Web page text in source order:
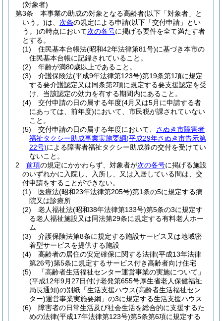
(対象者)
第3条
本事業の助成の対象となる高齢者(以下「対象者」と
いう。)は、 次条の規定による申請(以下「交付申請」とい
う。)の時点において次の各号に掲げる要件を全て満たす者
とする。
(1)
住民基本台帳法(昭和42年法律第81号)に基づき本市の
住民基本台帳に記録されていること。
(2)
年齢が満80歳以上であること。
(3)
介護保険法(平成9年法律第123号)第19条第1項に規定
する要介護認定又は同条第2項に規定する要支援認定を受
け、当該認定の効力を有する期間内にあること。
(4)
交付申請の日の属する年度(4月又は5月に申請する者
にあっては、前年度)において、市民税が課されていない
こと。
(5)
交付申請の日の属する年度において、 さぬき市障害者
福祉タクシー助成事業実施要綱(平成29年さぬき市告示第
22号)による障害者福祉タクシー助成券の交付を受けてい
ないこと。
2
前項の規定にかかわらず、対象者が次の各号に掲げる施設
のいずれかに入院し、入所し、又は入居している間は、交
付申請をすることができない。
(1)
医療法(昭和23年法律第205号)第1条の5に規定する病
院又は診療所
(2)
老人福祉法(昭和38年法律第133号)第5条の3に規定す
る老人福祉施設又は同法第29条に規定する有料老人ホー
ム
(3)
介護保険法第8条に規定する施設サービス又は地域密
着型サービスを提供する施設
(4)
高齢者の居住の安定確保に関する法律(平成13年法律
第26号)第5条に規定するサービス付き高齢者向け住宅
(5)
「高齢者生活福祉センター運営事業の実施について」
(平成12年9月27日付け老発第655号厚生省老人保健福祉
局長通知)の別紙「生活支援ハウス(高齢者生活福祉セン
ター)運営事業実施要綱」の3に規定する生活支援ハウス
(6)
障害者の日常生活及び社会生活を総合的に支援するた
めの法律(平成17年法律第123号)第5条第6項に規定する